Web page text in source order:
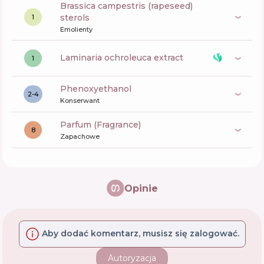
1
brassica campestris (rapeseed)
sterols
Emolienty
1 laminaria ochroleuca extract
2-4 phenoxyethanol
Konserwant
8 Parfum (Fragrance)
Zapachowe
Opinie
Aby dodać komentarz, musisz się zalogować.
Autoryzacja